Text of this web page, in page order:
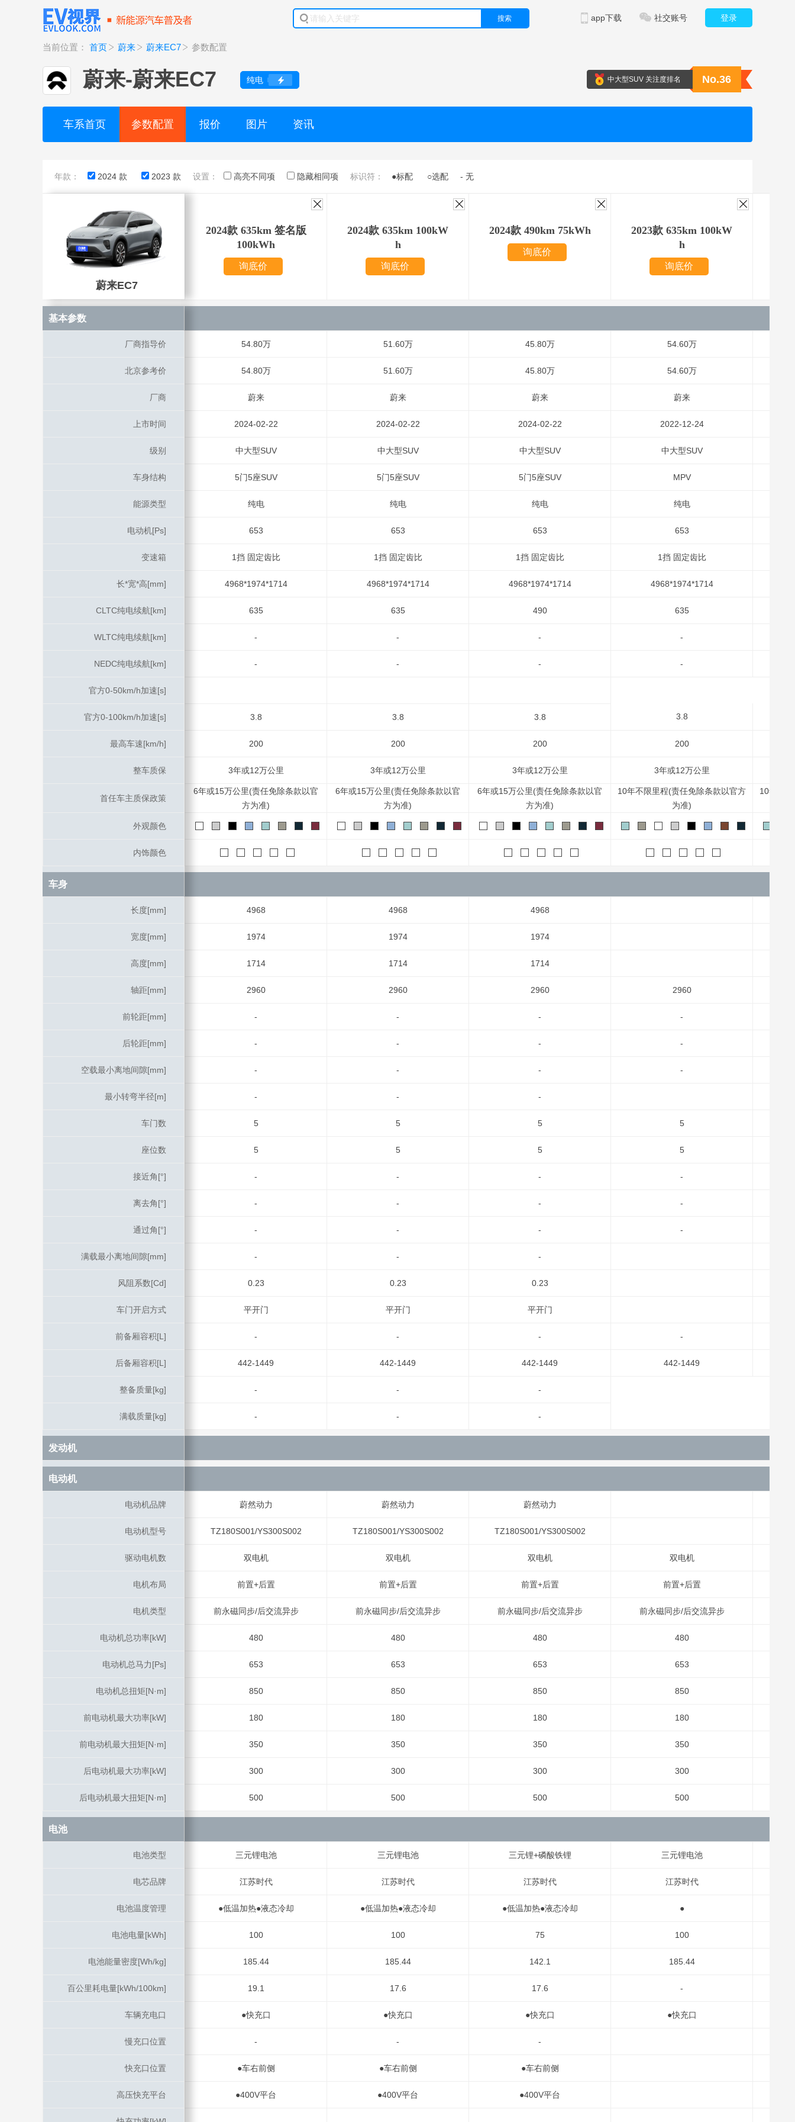
搜索 登录
社交账号
app下载
当前位置： 首页 蔚来 蔚来EC7 参数配置
蔚来-蔚来EC7 纯电 中大型SUV 关注度排名 No.36
车系首页 参数配置 报价 图片 资讯
年款： 2024 款 2023 款 设置： 高亮不同项 隐藏相同项 标识符： ●标配 ○选配 - 无
蔚来EC7
蔚来EC7
2024款 635km 签名版
100kWh
询底价
2024款 635km 100kW
h
询底价
2024款 490km 75kWh
询底价
2023款 635km 100kW
h
询底价
基本参数
厂商指导价 54.80万 51.60万 45.80万 54.60万
北京参考价 54.80万 51.60万 45.80万 54.60万
厂商 蔚来 蔚来 蔚来 蔚来
上市时间 2024-02-22 2024-02-22 2024-02-22 2022-12-24
级别 中大型SUV 中大型SUV 中大型SUV 中大型SUV
车身结构 5门5座SUV 5门5座SUV 5门5座SUV MPV
能源类型 纯电 纯电 纯电 纯电
电动机[Ps] 653 653 653 653
变速箱 1挡 固定齿比 1挡 固定齿比 1挡 固定齿比 1挡 固定齿比
长*宽*高[mm] 4968*1974*1714 4968*1974*1714 4968*1974*1714 4968*1974*1714
CLTC纯电续航[km] 635 635 490 635
WLTC纯电续航[km] - - - -
NEDC纯电续航[km] - - - -
官方0-50km/h加速[s]
官方0-100km/h加速[s] 3.8 3.8 3.8 3.8
最高车速[km/h] 200 200 200 200
整车质保 3年或12万公里 3年或12万公里 3年或12万公里 3年或12万公里
首任车主质保政策
6年或15万公里(责任免除条款以官
方为准)
6年或15万公里(责任免除条款以官
方为准)
6年或15万公里(责任免除条款以官
方为准)
10年不限里程(责任免除条款以官方
为准)
10年不
外观颜色
内饰颜色
车身
长度[mm] 4968 4968 4968
宽度[mm] 1974 1974 1974
高度[mm] 1714 1714 1714
轴距[mm] 2960 2960 2960 2960
前轮距[mm] - - - -
后轮距[mm] - - - -
空载最小离地间隙[mm] - - - -
最小转弯半径[m] - - -
车门数 5 5 5 5
座位数 5 5 5 5
接近角[°] - - - -
离去角[°] - - - -
通过角[°] - - - -
满载最小离地间隙[mm] - - -
风阻系数[Cd] 0.23 0.23 0.23
车门开启方式 平开门 平开门 平开门
前备厢容积[L] - - - -
后备厢容积[L] 442-1449 442-1449 442-1449 442-1449
整备质量[kg] - - -
满载质量[kg] - - -
发动机
电动机
电动机品牌 蔚然动力 蔚然动力 蔚然动力
电动机型号 TZ180S001/YS300S002 TZ180S001/YS300S002 TZ180S001/YS300S002
驱动电机数 双电机 双电机 双电机 双电机
电机布局 前置+后置 前置+后置 前置+后置 前置+后置
电机类型 前永磁同步/后交流异步 前永磁同步/后交流异步 前永磁同步/后交流异步 前永磁同步/后交流异步
电动机总功率[kW] 480 480 480 480
电动机总马力[Ps] 653 653 653 653
电动机总扭矩[N·m] 850 850 850 850
前电动机最大功率[kW] 180 180 180 180
前电动机最大扭矩[N·m] 350 350 350 350
后电动机最大功率[kW] 300 300 300 300
后电动机最大扭矩[N·m] 500 500 500 500
电池
电池类型 三元锂电池 三元锂电池 三元锂+磷酸铁锂 三元锂电池
电芯品牌 江苏时代 江苏时代 江苏时代 江苏时代
电池温度管理 ●低温加热●液态冷却 ●低温加热●液态冷却 ●低温加热●液态冷却 ●
电池电量[kWh] 100 100 75 100
电池能量密度[Wh/kg] 185.44 185.44 142.1 185.44
百公里耗电量[kWh/100km] 19.1 17.6 17.6 -
车辆充电口 ●快充口 ●快充口 ●快充口 ●快充口
慢充口位置 - - -
快充口位置 ●车右前侧 ●车右前侧 ●车右前侧
高压快充平台 ●400V平台 ●400V平台 ●400V平台
基本参数
厂商指导价
北京参考价
厂商
上市时间
级别
车身结构
能源类型
电动机[Ps]
变速箱
长*宽*高[mm]
CLTC纯电续航[km]
WLTC纯电续航[km]
NEDC纯电续航[km]
官方0-50km/h加速[s]
官方0-100km/h加速[s]
最高车速[km/h]
整车质保
首任车主质保政策
外观颜色
内饰颜色
车身
长度[mm]
宽度[mm]
高度[mm]
轴距[mm]
前轮距[mm]
后轮距[mm]
空载最小离地间隙[mm]
最小转弯半径[m]
车门数
座位数
接近角[°]
离去角[°]
通过角[°]
满载最小离地间隙[mm]
风阻系数[Cd]
车门开启方式
前备厢容积[L]
后备厢容积[L]
整备质量[kg]
满载质量[kg]
发动机
电动机
电动机品牌
电动机型号
驱动电机数
电机布局
电机类型
电动机总功率[kW]
电动机总马力[Ps]
电动机总扭矩[N·m]
前电动机最大功率[kW]
前电动机最大扭矩[N·m]
后电动机最大功率[kW]
后电动机最大扭矩[N·m]
电池
电池类型
电芯品牌
电池温度管理
电池电量[kWh]
电池能量密度[Wh/kg]
百公里耗电量[kWh/100km]
车辆充电口
慢充口位置
快充口位置
高压快充平台